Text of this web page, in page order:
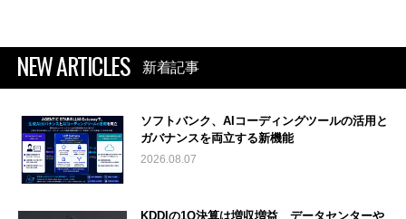
NEW ARTICLES 新着記事
ソフトバンク、AIコーディングツールの活用と
ガバナンスを両立する新機能
2026.08.07
KDDIの1Q決算は増収増益 データセンターや